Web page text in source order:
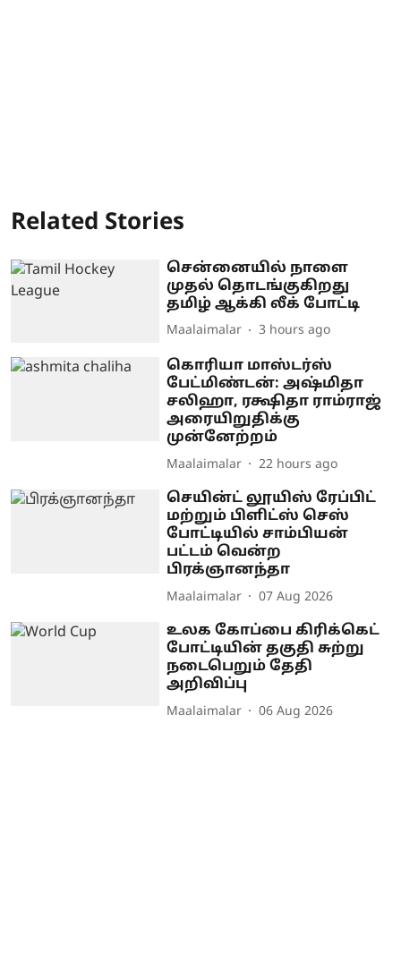
Related Stories
சென்னையில் நாளை
முதல் தொடங்குகிறது
தமிழ் ஆக்கி லீக் போட்டி
Maalaimalar 3 hours ago
கொரியா மாஸ்டர்ஸ்
பேட்மிண்டன்: அஷ்மிதா
சலிஹா, ரக்ஷிதா ராம்ராஜ்
அரையிறுதிக்கு
முன்னேற்றம்
Maalaimalar 22 hours ago
செயின்ட் லூயிஸ் ரேப்பிட்
மற்றும் பிளிட்ஸ் செஸ்
போட்டியில் சாம்பியன்
பட்டம் வென்ற
பிரக்ஞானந்தா
Maalaimalar 07 Aug 2026
உலக கோப்பை கிரிக்கெட்
போட்டியின் தகுதி சுற்று
நடைபெறும் தேதி
அறிவிப்பு
Maalaimalar 06 Aug 2026